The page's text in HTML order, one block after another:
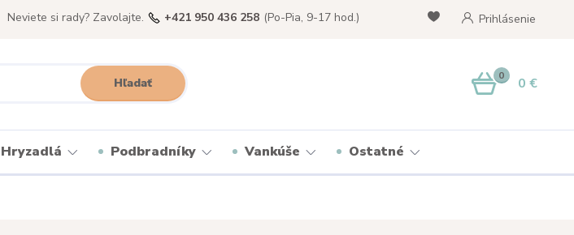
Prihlásenie
Hľadať
Neviete si rady? Zavolajte. +421 950 436 258 (Po-Pia, 9-17 hod.)
0 0 €
Hryzadlá Podbradníky Vankúše Ostatné